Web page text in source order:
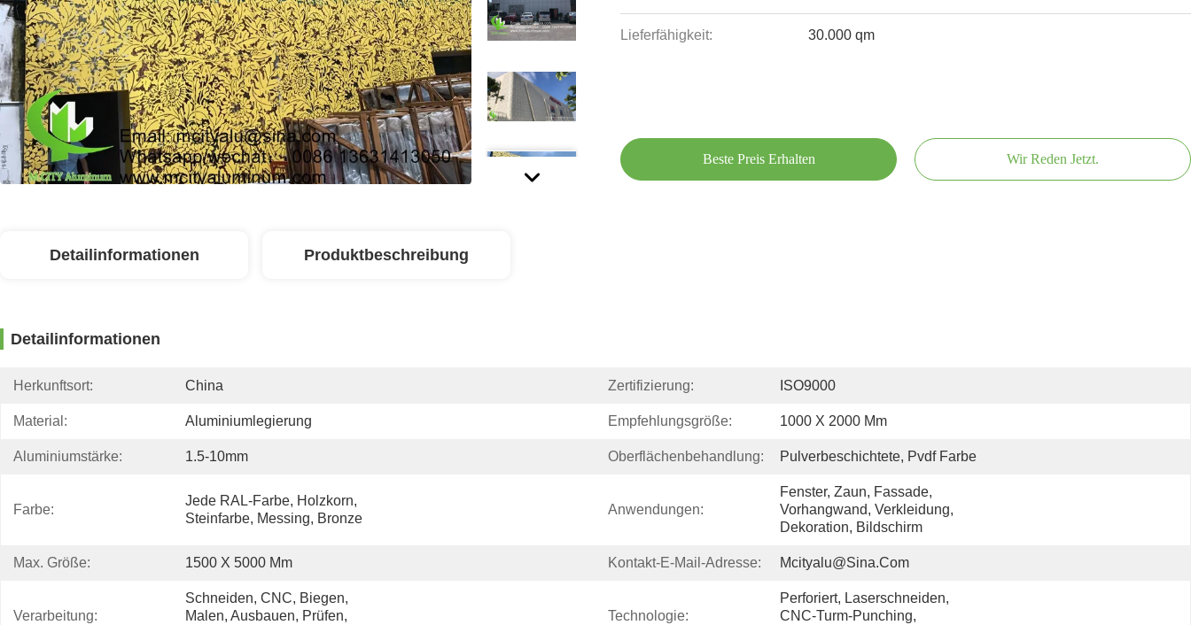
Lieferfähigkeit: 30.000 qm
Beste Preis Erhalten Wir Reden Jetzt.
Detailinformationen Produktbeschreibung
Detailinformationen
Herkunftsort: China Zertifizierung: ISO9000
Material: Aluminiumlegierung Empfehlungsgröße: 1000 X 2000 Mm
Aluminiumstärke: 1.5-10mm Oberflächenbehandlung: Pulverbeschichtete, Pvdf Farbe
Farbe:
Jede RAL-Farbe, Holzkorn,
Steinfarbe, Messing, Bronze
Anwendungen:
Fenster, Zaun, Fassade,
Vorhangwand, Verkleidung,
Dekoration, Bildschirm
Max. Größe: 1500 X 5000 Mm Kontakt-E-Mail-Adresse: Mcityalu@sina.com
Verarbeitung:
Schneiden, CNC, Biegen,
Malen, Ausbauen, Prüfen,
Technologie:
Perforiert, Laserschneiden,
CNC-Turm-Punching,